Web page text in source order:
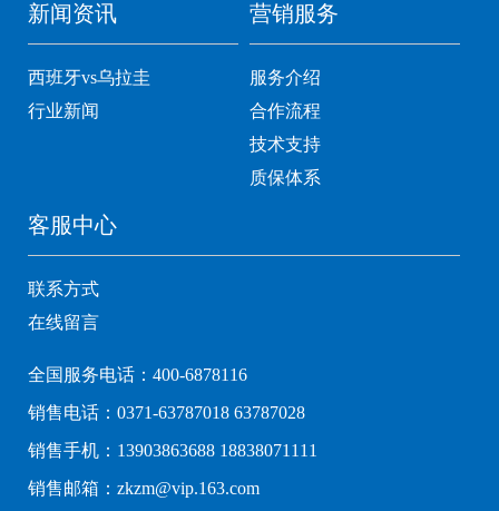
新闻资讯
西班牙vs乌拉圭
行业新闻
营销服务
服务介绍
合作流程
技术支持
质保体系
客服中心
联系方式
在线留言
全国服务电话：400-6878116
销售电话：0371-63787018 63787028
销售手机：13903863688 18838071111
销售邮箱：zkzm@vip.163.com